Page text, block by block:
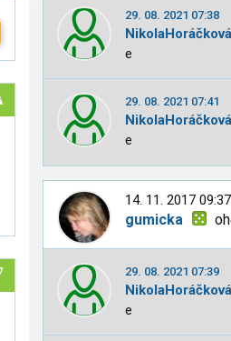
29. 08. 2021 07:38
NikolaHoráčková
e
29. 08. 2021 07:41
NikolaHoráčková
e
14. 11. 2017 09:37
gumicka
29. 08. 2021 07:39
NikolaHoráčková
e